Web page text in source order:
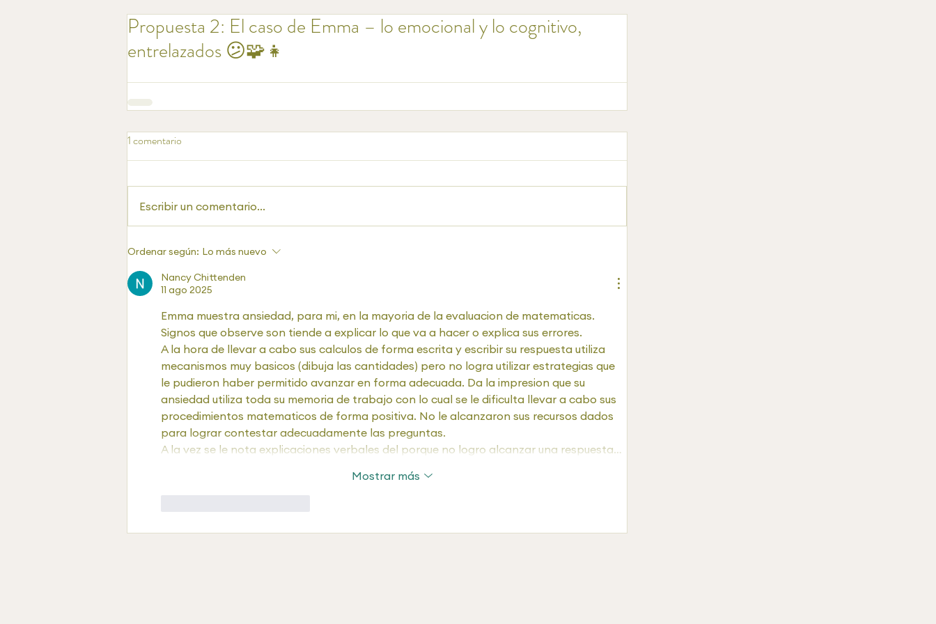
Propuesta 2: El caso de Emma – lo emocional y lo cognitivo,
entrelazados 😕🧩👧
1 comentario
Escribir un comentario...
Ordenar según: Lo más nuevo
Nancy Chittenden
11 ago 2025
Emma muestra ansiedad, para mi, en la mayoria de la evaluacion de matematicas.
Signos que observe son tiende a explicar lo que va a hacer o explica sus errores.
A la hora de llevar a cabo sus calculos de forma escrita y escribir su respuesta utiliza
mecanismos muy basicos (dibuja las cantidades) pero no logra utilizar estrategias que
le pudieron haber permitido avanzar en forma adecuada. Da la impresion que su
ansiedad utiliza toda su memoria de trabajo con lo cual se le dificulta llevar a cabo sus
procedimientos matematicos de forma positiva. No le alcanzaron sus recursos dados
para lograr contestar adecuadamente las preguntas.
A la vez se le nota explicaciones verbales del porque no logro alcanzar una respuesta…
Mostrar más